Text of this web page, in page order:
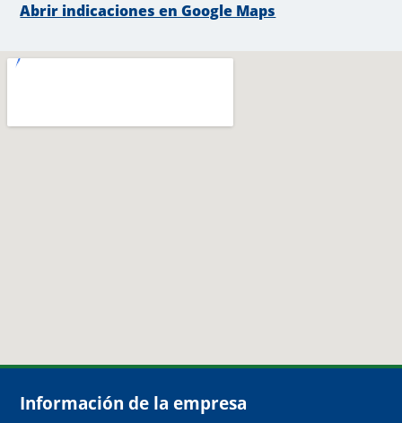
Abrir indicaciones en Google Maps
Información de la empresa